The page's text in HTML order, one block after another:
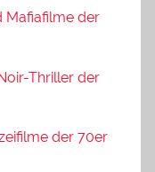
Mafiafilme der
Thriller der
der 70er